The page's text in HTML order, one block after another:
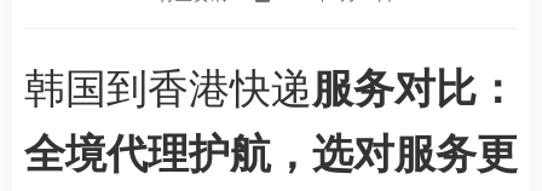
韩国到香港快递服务对比：
全境代理护航，选对服务更